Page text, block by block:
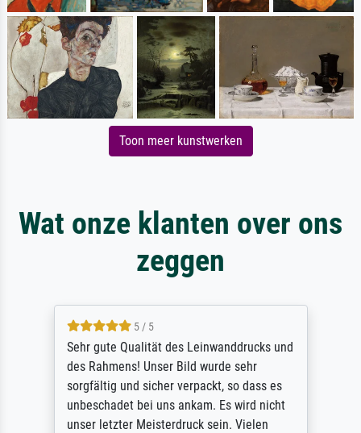
Toon meer kunstwerken
Wat onze klanten over ons
zeggen
5 / 5
Sehr gute Qualität des Leinwanddrucks und
des Rahmens! Unser Bild wurde sehr
sorgfältig und sicher verpackt, so dass es
unbeschadet bei uns ankam. Es wird nicht
unser letzter Meisterdruck sein. Vielen